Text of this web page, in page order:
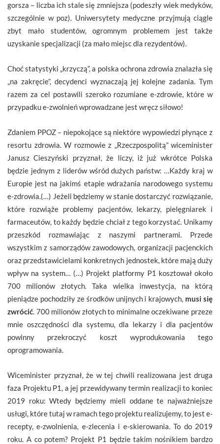
gorsza – liczba ich stale się zmniejsza (podeszły wiek medyków,
szczególnie w poz). Uniwersytety medyczne przyjmują ciągle
zbyt mało studentów, ogromnym problemem jest także
uzyskanie specjalizacji (za mało miejsc dla rezydentów).
Choć statystyki „krzyczą”, a polska ochrona zdrowia znalazła się
„na zakręcie”, decydenci wyznaczają jej kolejne zadania. Tym
razem za cel postawili szeroko rozumiane e-zdrowie, które w
przypadku e-zwolnień wprowadzane jest wręcz siłowo!
Zdaniem PPOZ – niepokojące są niektóre wypowiedzi płynące z
resortu zdrowia. W rozmowie z „Rzeczpospolitą” wiceminister
Janusz Cieszyński przyznał, że liczy, iż już wkrótce Polska
będzie jednym z liderów wśród dużych państw: …Każdy kraj w
Europie jest na jakimś etapie wdrażania narodowego systemu
e-zdrowia.(…) Jeżeli będziemy w stanie dostarczyć rozwiązanie,
które rozwiąże problemy pacjentów, lekarzy, pielęgniarek i
farmaceutów, to każdy będzie chciał z tego korzystać. Unikamy
przeszkód rozmawiając z naszymi partnerami. Przede
wszystkim z samorządów zawodowych, organizacji pacjenckich
oraz przedstawicielami konkretnych jednostek, które mają duży
wpływ na system… (…) Projekt platformy P1 kosztował około
700 milionów złotych. Taka wielka inwestycja, na którą
pieniądze pochodziły ze środków unijnych i krajowych, musi się
zwrócić . 700 milionów złotych to minimalne oczekiwane przeze
mnie oszczędności dla systemu, dla lekarzy i dla pacjentów
powinny przekroczyć koszt wyprodukowania tego
oprogramowania.
Wiceminister przyznał, że w tej chwili realizowana jest druga
faza Projektu P1, a jej przewidywany termin realizacji to koniec
2019 roku: Wtedy będziemy mieli oddane te najważniejsze
usługi, które tutaj w ramach tego projektu realizujemy, to jest e-
recepty, e-zwolnienia, e-zlecenia i e-skierowania. To do 2019
roku. A co potem? Projekt P1 będzie takim nośnikiem bardzo